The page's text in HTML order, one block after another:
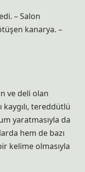
– Salon
kanarya. –
ve deli olan
kaygılı, tereddütlü
yaratmasıyla da
hem de bazı
kelime olmasıyla